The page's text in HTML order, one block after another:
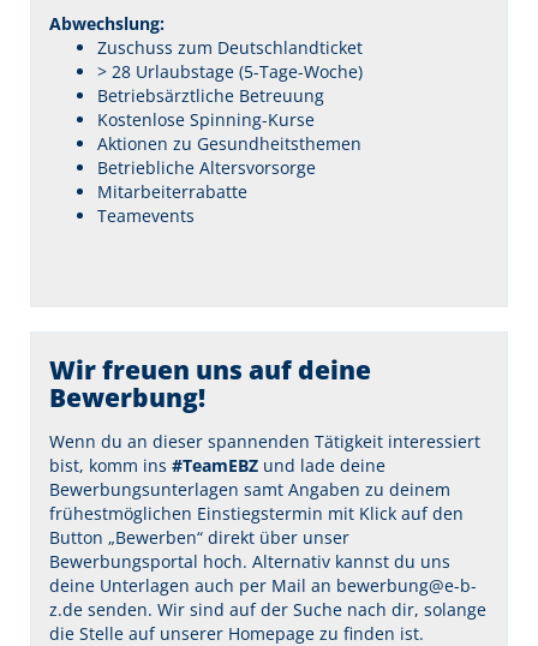
Abwechslung:
Zuschuss zum Deutschlandticket
> 28 Urlaubstage (5-Tage-Woche)
Betriebsärztliche Betreuung
Kostenlose Spinning-Kurse
Aktionen zu Gesundheitsthemen
Betriebliche Altersvorsorge
Mitarbeiterrabatte
Teamevents
Wir freuen uns auf deine
Bewerbung!
Wenn du an dieser spannenden Tätigkeit interessiert
bist, komm ins #TeamEBZ und lade deine
Bewerbungsunterlagen samt Angaben zu deinem
frühestmöglichen Einstiegstermin mit Klick auf den
Button „Bewerben“ direkt über unser
Bewerbungsportal hoch. Alternativ kannst du uns
deine Unterlagen auch per Mail an bewerbung@e-b-
z.de senden. Wir sind auf der Suche nach dir, solange
die Stelle auf unserer Homepage zu finden ist.